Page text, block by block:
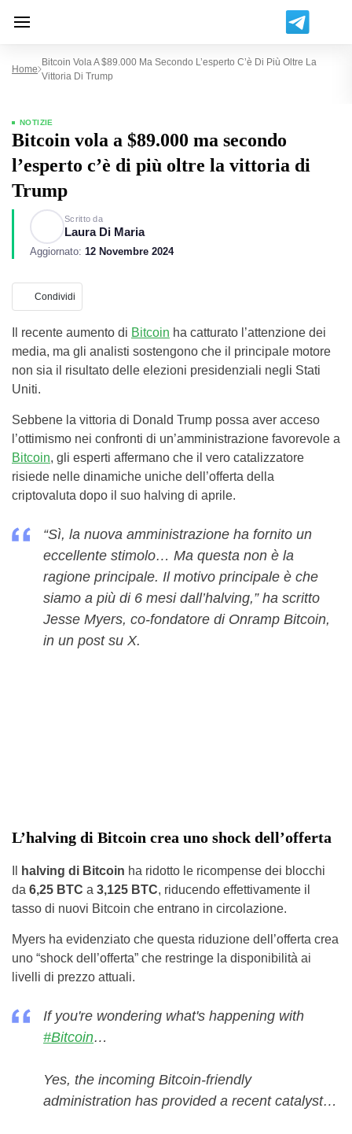
Home
Bitcoin Vola A $89.000 Ma Secondo L’esperto C’è Di Più Oltre La
Vittoria Di Trump
NOTIZIE
Bitcoin vola a $89.000 ma secondo
l’esperto c’è di più oltre la vittoria di
Trump
Scritto da
Laura Di Maria
Aggiornato: 12 Novembre 2024
Condividi
Il recente aumento di Bitcoin ha catturato l’attenzione dei
media, ma gli analisti sostengono che il principale motore
non sia il risultato delle elezioni presidenziali negli Stati
Uniti.
Sebbene la vittoria di Donald Trump possa aver acceso
l’ottimismo nei confronti di un’amministrazione favorevole a
Bitcoin, gli esperti affermano che il vero catalizzatore
risiede nelle dinamiche uniche dell’offerta della
criptovaluta dopo il suo halving di aprile.
“Sì, la nuova amministrazione ha fornito un
eccellente stimolo… Ma questa non è la
ragione principale. Il motivo principale è che
siamo a più di 6 mesi dall’halving,” ha scritto
Jesse Myers, co-fondatore di Onramp Bitcoin,
in un post su X.
L’halving di Bitcoin crea uno shock dell’offerta
halving di Bitcoin ha ridotto le ricompense dei blocchi
da 6,25 BTC a 3,125 BTC, riducendo effettivamente il
tasso di nuovi Bitcoin che entrano in circolazione.
Myers ha evidenziato che questa riduzione dell’offerta crea
uno “shock dell’offerta” che restringe la disponibilità ai
livelli di prezzo attuali.
If you're wondering what's happening with
#Bitcoin…
Yes, the incoming Bitcoin-friendly
administration has provided a recent catalyst…